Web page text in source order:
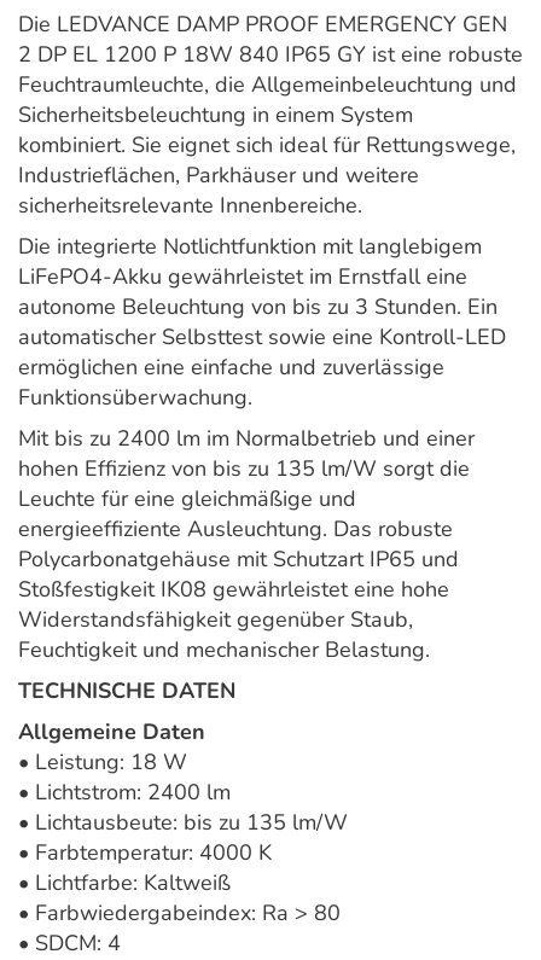
Die LEDVANCE DAMP PROOF EMERGENCY GEN
2 DP EL 1200 P 18W 840 IP65 GY ist eine robuste
Feuchtraumleuchte, die Allgemeinbeleuchtung und
Sicherheitsbeleuchtung in einem System
kombiniert. Sie eignet sich ideal für Rettungswege,
Industrieflächen, Parkhäuser und weitere
sicherheitsrelevante Innenbereiche.
Die integrierte Notlichtfunktion mit langlebigem
LiFePO4-Akku gewährleistet im Ernstfall eine
autonome Beleuchtung von bis zu 3 Stunden. Ein
automatischer Selbsttest sowie eine Kontroll-LED
ermöglichen eine einfache und zuverlässige
Funktionsüberwachung.
Mit bis zu 2400 lm im Normalbetrieb und einer
hohen Effizienz von bis zu 135 lm/W sorgt die
Leuchte für eine gleichmäßige und
energieeffiziente Ausleuchtung. Das robuste
Polycarbonatgehäuse mit Schutzart IP65 und
Stoßfestigkeit IK08 gewährleistet eine hohe
Widerstandsfähigkeit gegenüber Staub,
Feuchtigkeit und mechanischer Belastung.
TECHNISCHE DATEN
Allgemeine Daten
• Leistung: 18 W
• Lichtstrom: 2400 lm
• Lichtausbeute: bis zu 135 lm/W
• Farbtemperatur: 4000 K
• Lichtfarbe: Kaltweiß
• Farbwiedergabeindex: Ra > 80
• SDCM: 4